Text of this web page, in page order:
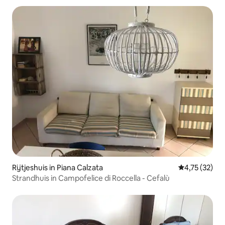
Rijtjeshuis in Piana Calzata Gemiddelde
4,75 (32)
Strandhuis in Campofelice di Roccella - Cefalù